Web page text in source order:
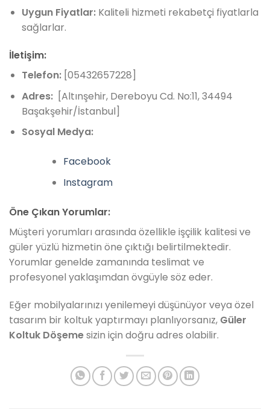
Uygun Fiyatlar:Kaliteli hizmeti rekabetçi fiyatlarla
sağlarlar.
İletişim:
Telefon:[05432657228]
Adres:[Altınşehir, Dereboyu Cd. No:11, 34494
Başakşehir/İstanbul]
Sosyal Medya:
Facebook
Instagram
Öne Çıkan Yorumlar:
Müşteri yorumları arasında özellikle işçilik kalitesi ve
güler yüzlü hizmetin öne çıktığı belirtilmektedir.
Yorumlar genelde zamanında teslimat ve
profesyonel yaklaşımdan övgüyle söz eder.
Eğer mobilyalarınızı yenilemeyi düşünüyor veya özel
tasarım bir koltuk yaptırmayı planlıyorsanız, Güler
Koltuk Döşemesizin için doğru adres olabilir.